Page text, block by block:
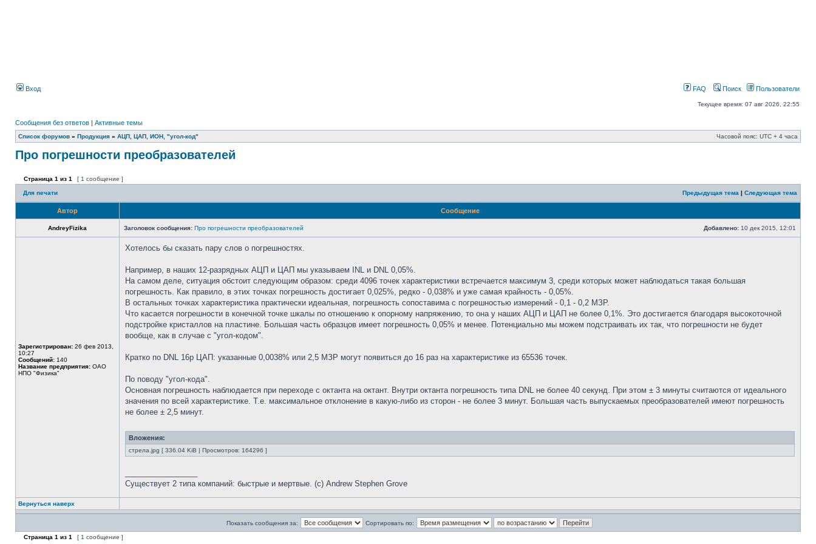
Вход FAQ Поиск Пользователи
Текущее время: 07 авг 2026, 22:55
Сообщения без ответов | Активные темы
Список форумов » Продукция » АЦП, ЦАП, ИОН, "угол-код" Часовой пояс: UTC + 4 часа
Про погрешности преобразователей
Страница 1 из 1 [ 1 сообщение ]
Для печати Предыдущая тема | Следующая тема
Автор Сообщение
AndreyFizika Заголовок сообщения: Про погрешности преобразователей Добавлено: 10 дек 2015, 12:01
Зарегистрирован: 26 фев 2013,
10:27
Сообщений: 140
Название предприятия: ОАО
НПО "Физика"
Хотелось бы сказать пару слов о погрешностях.
Например, в наших 12-разрядных АЦП и ЦАП мы указываем INL и DNL 0,05%.
На самом деле, ситуация обстоит следующим образом: среди 4096 точек характеристики встречается максимум 3, среди которых может наблюдаться такая большая
погрешность. Как правило, в этих точках погрешность достигает 0,025%, редко - 0,038% и уже самая крайность - 0,05%.
В остальных точках характеристика практически идеальная, погрешность сопоставима с погрешностью измерений - 0,1 - 0,2 МЗР.
Что касается погрешности в конечной точке шкалы по отношению к опорному напряжению, то она у наших АЦП и ЦАП не более 0,1%. Это достигается благодаря высокоточной
подстройке кристаллов на пластине. Большая часть образцов имеет погрешность 0,05% и менее. Потенциально мы можем подстраивать их так, что погрешности не будет
вообще, как в случае с "угол-кодом".
Кратко по DNL 16р ЦАП: указанные 0,0038% или 2,5 МЗР могут появиться до 16 раз на характеристике из 65536 точек.
По поводу "угол-кода".
Основная погрешность наблюдается при переходе с октанта на октант. Внутри октанта погрешность типа DNL не более 40 секунд. При этом ± 3 минуты считаются от идеального
значения по всей характеристике. Т.е. максимальное отклонение в какую-либо из сторон - не более 3 минут. Большая часть выпускаемых преобразователей имеют погрешность
не более ± 2,5 минут.
Вложения:
стрела.jpg [ 336.04 KiB | Просмотров: 164296 ]
Существует 2 типа компаний: быстрые и мертвые. (с) Andrew Stephen Grove
Вернуться наверх
Показать сообщения за: Сортировать по:
Страница 1 из 1 [ 1 сообщение ]